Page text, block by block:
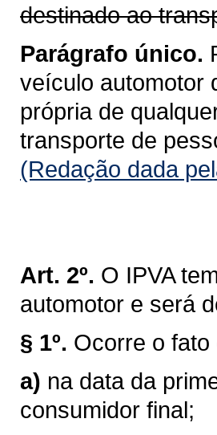
destinado ao
Parágrafo único.
veículo automotor
própria de
transporte de
(Redação dada
Art. 2º. O IPVA
automotor e será
§ 1º. Ocorre o
a) na data da
consumidor final;